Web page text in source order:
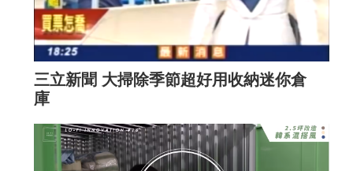
三立新聞 大掃除季節超好用收納迷你倉
庫